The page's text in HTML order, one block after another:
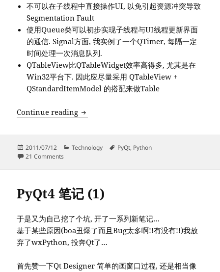
不可以在子线程中直接操作UI, 以免引起资源冲突导致
Segmentation Fault
使用Queue类可以初步实现子线程与UI线程更新界面
的通信. Signal方面, 我实例了一个QTimer, 每隔一定
时间处理一次消息队列.
QTableView比QTableWidget效率高得多, 尤其是在
Win32平台下. 因此应尽量采用 QTableView +
QStandardItemModel 的搭配来做Table
Continue reading PyQt作品 – PingTester – 多点Ping测试工
Posted
on
2011/07/12 Categories
Technology Tags
PyQt, Python
21 Comments
PyQt4 笔记 (1)
于是又为自己挖了个坑, 开了一系列新笔记…
基于某些原因(boa丑爆了而且Bug太多啊!!有没有!!)我放
弃了wxPython, 投奔Qt了…
首先赞一下Qt Designer 简单的画窗口过程, 还是相当像